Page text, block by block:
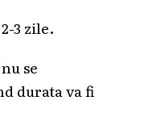
3 zile.
se
durata va fi